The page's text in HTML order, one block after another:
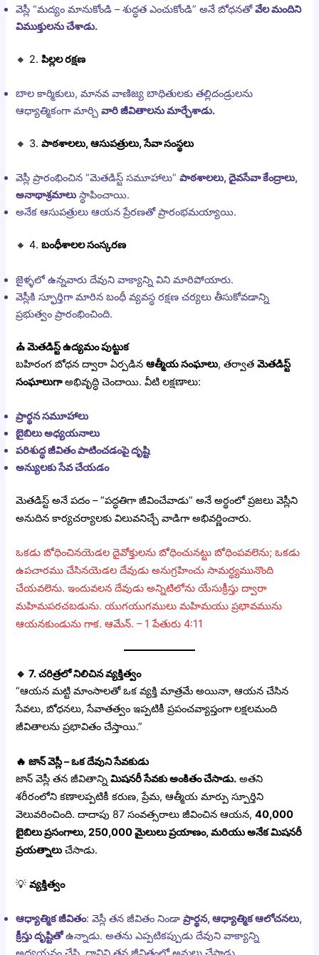
వెస్లీ “మద్యం మానుకోండి – శుద్ధత ఎంచుకోండి” అనే బోధనతోవేల మందిని
విముక్తులను చేశాడు.
🔸 2.పిల్లల రక్షణ
బాల కార్మికులు, మానవ వాణిజ్య బాధితులకు తల్లిదండ్రులను
ఆధ్యాత్మికంగా మార్చివారి జీవితాలను మార్చేశాడు.
🔸 3.పాఠశాలలు, ఆసుపత్రులు, సేవా సంస్థలు
వెస్లీ ప్రారంభించిన “మెతడిస్ట్ సమూహాలు”పాఠశాలలు, దైవసేవా కేంద్రాలు,
అనాథాశ్రమాలు స్థాపించాయి.
అనేక ఆసుపత్రులు ఆయన ప్రేరణతో ప్రారంభమయ్యాయి.
🔸 4.బంధీశాలల సంస్కరణ
జైళ్ళలో ఉన్నవారు దేవుని వాక్యాన్ని విని మారిపోయారు.
వెస్లీకి స్ఫూర్తిగా మారిన బంధీ వ్యవస్థ రక్షణ చర్యలు తీసుకోవడాన్ని
ప్రభుత్వం ప్రారంభించింది.
⛪మెతడిస్ట్ ఉద్యమం పుట్టుక
బహిరంగ బోధన ద్వారా ఏర్పడినఆత్మీయ సంఘాలు, తర్వాతమెతడిస్ట్
సంఘాలుగాఅభివృద్ధి చెందాయి. వీటి లక్షణాలు:
ప్రార్థన సమూహాలు
బైబిలు అధ్యయనాలు
పరిశుద్ధ జీవితం పాటించడంపై దృష్టి
అన్యులకు సేవ చేయడం
మెతడిస్ట్ అనే పదం – “పద్ధతిగా జీవించేవాడు” అనే అర్థంలో ప్రజలు వెస్లీని
అనుదిన కార్యచర్యాలకు విలువనిచ్చే వాడిగా అభివర్ణించారు.
ఒకడు బోధించినయెడల దైవోక్తులను బోధించునట్టు బోధింపవలెను; ఒకడు
ఉపచారము చేసినయెడల దేవుడు అనుగ్రహించు సామర్థ్యమునొంది
చేయవలెను. ఇందువలన దేవుడు అన్నిటిలోను యేసుక్రీస్తు ద్వారా
మహిమపరచబడును. యుగయుగములు మహిమయు ప్రభావమును
ఆయనకుండును గాక. ఆమేన్‌. – 1 పేతురు 4:11
🔹7. చరిత్రలో నిలిచిన వ్యక్తిత్వం
“ఆయన మట్టి మాంసాలతో ఒక వ్యక్తి మాత్రమే అయినా, ఆయన చేసిన
సేవలు, బోధనలు, సేవాతత్వం ఇప్పటికీ ప్రపంచవ్యాప్తంగా లక్షలమంది
జీవితాలను ప్రభావితం చేస్తాయి.”
🔥జాన్ వెస్లీ – ఒక దేవుని సేవకుడు
జాన్ వెస్లీ తన జీవితాన్నిమిషనరీ సేవకు అంకితం చేసాడు. అతని
శరీరంలోని కణాలప్పటికీ కరుణ, ప్రేమ, ఆత్మీయ మార్పు స్పూర్తిని
వెలువరించింది. దాదాపు 87 సంవత్సరాలు జీవించిన ఆయన,40,000
బైబిలు ప్రసంగాలు, 250,000 మైలులు ప్రయాణం, మరియు అనేక మిషనరీ
ప్రయత్నాలు చేసాడు.
💡వ్యక్తిత్వం
ఆధ్యాత్మిక జీవితం: వెస్లీ తన జీవితం నిండాప్రార్థన, ఆధ్యాత్మిక ఆలోచనలు,
క్రీస్తు దృష్టితోఉన్నాడు. అతను ఎప్పటికప్పుడు దేవుని వాక్యాన్ని